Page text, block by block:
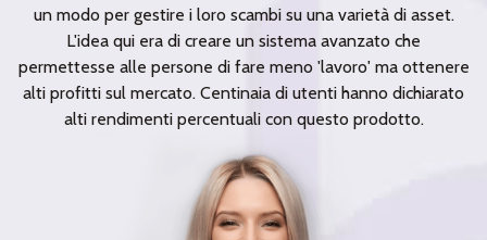
un modo per gestire i loro scambi su una varietà di asset.
L'idea qui era di creare un sistema avanzato che
permettesse alle persone di fare meno 'lavoro' ma ottenere
alti profitti sul mercato. Centinaia di utenti hanno dichiarato
alti rendimenti percentuali con questo prodotto.